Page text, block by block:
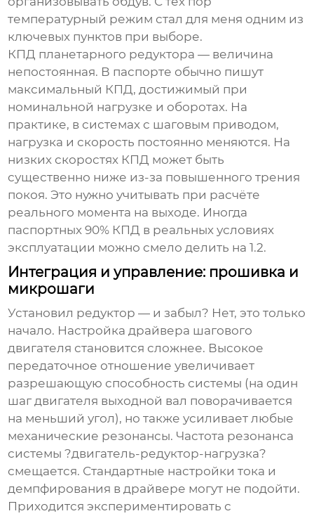
температурный режим стал для меня одним из
ключевых пунктов при выборе.
КПД планетарного редуктора — величина
непостоянная. В паспорте обычно пишут
максимальный КПД, достижимый при
номинальной нагрузке и оборотах. На
практике, в системах с шаговым приводом,
нагрузка и скорость постоянно меняются. На
низких скоростях КПД может быть
существенно ниже из-за повышенного трения
покоя. Это нужно учитывать при расчёте
реального момента на выходе. Иногда
паспортных 90% КПД в реальных условиях
эксплуатации можно смело делить на 1.2.
Интеграция и управление: прошивка и
микрошаги
Установил редуктор — и забыл? Нет, это только
начало. Настройка драйвера шагового
двигателя становится сложнее. Высокое
передаточное отношение увеличивает
разрешающую способность системы (на один
шаг двигателя выходной вал поворачивается
на меньший угол), но также усиливает любые
механические резонансы. Частота резонанса
системы ?двигатель-редуктор-нагрузка?
смещается. Стандартные настройки тока и
демпфирования в драйвере могут не подойти.
Приходится экспериментировать с